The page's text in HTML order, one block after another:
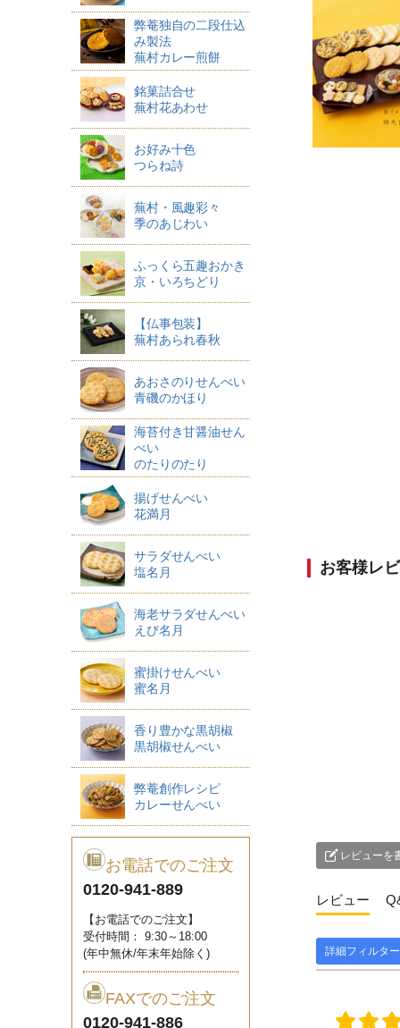
弊菴独自の二段仕込
み製法
蕪村カレー煎餅
銘菓詰合せ
蕪村花あわせ
お好み十色
つらね詩
蕪村・風趣彩々
季のあじわい
ふっくら五趣おかき
京・いろちどり
【仏事包装】
蕪村あられ春秋
あおさのりせんべい
青磯のかほり
海苔付き甘醤油せん
べい
のたりのたり
揚げせんべい
花満月
サラダせんべい
塩名月
海老サラダせんべい
えび名月
蜜掛けせんべい
蜜名月
香り豊かな黒胡椒
黒胡椒せんべい
弊菴創作レシピ
カレーせんべい
お電話でのご注文
0120-941-889
【お電話でのご注文】
受付時間： 9:30～18:00
(年中無休/年末年始除く)
FAXでのご注文
0120-941-886
お客様レ
レビューを
レビュー
詳細フィルター